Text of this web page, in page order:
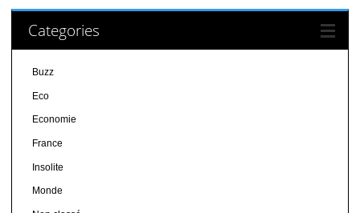
Categories
Buzz
Eco
Economie
France
Insolite
Monde